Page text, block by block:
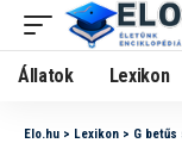
Állatok Lexikon
Elo.hu > Lexikon > G betűs